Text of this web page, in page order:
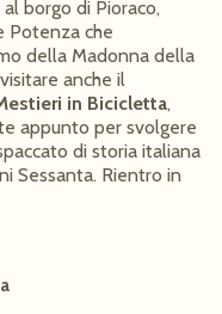
borgo di Pioraco,
Potenza che
della Madonna della
anche il
in Bicicletta,
appunto per svolgere
di storia italiana
Sessanta. Rientro in